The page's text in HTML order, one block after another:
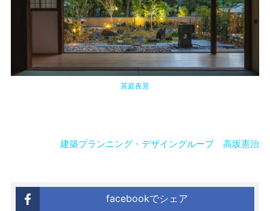
茶庭夜景
建築プランニング・デザイングループ 高坂憲治
facebookでシェア